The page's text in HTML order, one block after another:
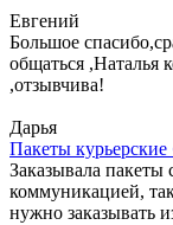
Евгений
Большое
общаться ,Наталья
,отзывчива!
Дарья
Пакеты курьерские
Заказывала пакеты
коммуникацией,
нужно заказывать